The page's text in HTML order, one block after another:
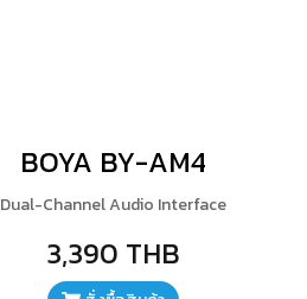
BOYA BY-AM4
Dual-Channel Audio Interface
3,390 THB